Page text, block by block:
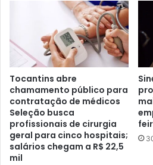
Tocantins abre
chamamento público para
contratação de médicos
Seleção busca
profissionais de cirurgia
geral para cinco hospitais;
salários chegam a R$ 22,5
mil